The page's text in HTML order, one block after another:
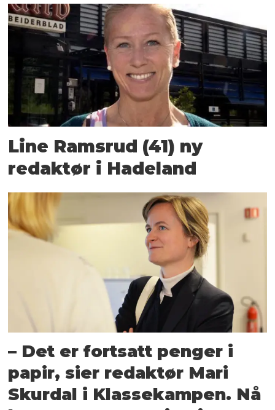
Line Ramsrud (41) ny
redaktør i Hadeland
– Det er fortsatt penger i
papir, sier redaktør Mari
Skurdal i Klasse­kampen. Nå